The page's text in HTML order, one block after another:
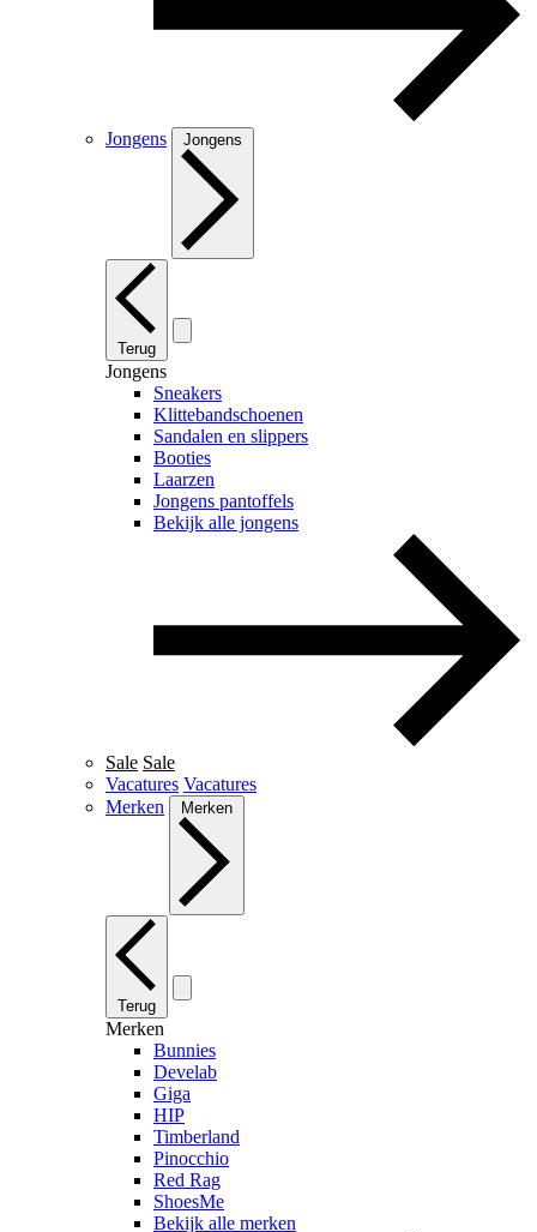
Jongens Jongens
Terug
Jongens
Sneakers
Klittebandschoenen
Sandalen en slippers
Booties
Laarzen
Jongens pantoffels
Bekijk alle jongens
Sale Sale
Vacatures Vacatures
Merken
Merken
Terug
Merken
Bunnies
Develab
Giga
HIP
Timberland
Pinocchio
Red Rag
ShoesMe
Bekijk alle merken